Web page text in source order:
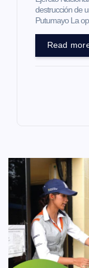
destrucción de
Putumayo La
Read